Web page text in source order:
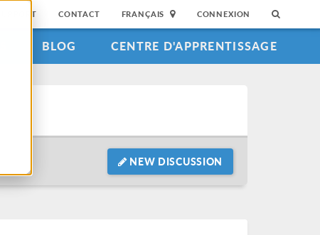
SUPPORT CONTACT FRANÇAIS CONNEXION
BLOG CENTRE D'APPRENTISSAGE
NEW DISCUSSION